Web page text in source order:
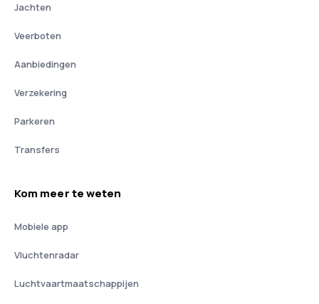
Jachten
Veerboten
Aanbiedingen
Verzekering
Parkeren
Transfers
Kom meer te weten
Mobiele app
Vluchtenradar
Luchtvaartmaatschappijen